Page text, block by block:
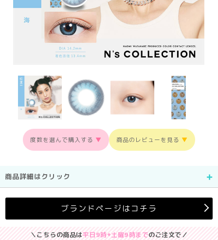
度数を選んで購入する ▼ 商品のレビューを見る ▼
商品詳細はクリック
ブランドページはコチラ
＼こちらの商品は平日9時+土曜9時までのご注文で／